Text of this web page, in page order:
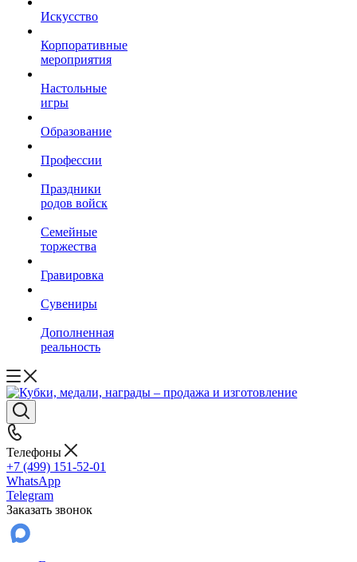
Искусство
Корпоративные
мероприятия
Настольные
игры
Образование
Профессии
Праздники
родов войск
Семейные
торжества
Гравировка
Сувениры
Дополненная
реальность
Телефоны
+7 (499) 151-52-01
WhatsApp
Telegram
Заказать звонок